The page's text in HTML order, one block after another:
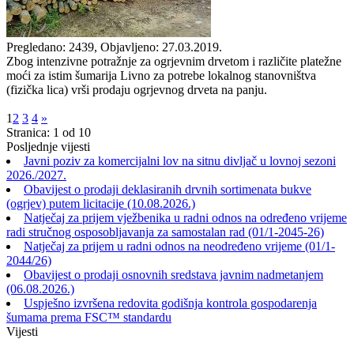
Pregledano: 2439, Objavljeno: 27.03.2019.
Zbog intenzivne potražnje za ogrjevnim drvetom i različite platežne
moći za istim šumarija Livno za potrebe lokalnog stanovništva
(fizička lica) vrši prodaju ogrjevnog drveta na panju.
1 2 3 4 »
Stranica: 1 od 10
Posljednje vijesti
Javni poziv za komercijalni lov na sitnu divljač u lovnoj sezoni
2026./2027.
Obavijest o prodaji deklasiranih drvnih sortimenata bukve
(ogrjev) putem licitacije (10.08.2026.)
Natječaj za prijem vježbenika u radni odnos na određeno vrijeme
radi stručnog osposobljavanja za samostalan rad (01/1-2045-26)
Natječaj za prijem u radni odnos na neodređeno vrijeme (01/1-
2044/26)
Obavijest o prodaji osnovnih sredstava javnim nadmetanjem
(06.08.2026.)
Uspješno izvršena redovita godišnja kontrola gospodarenja
šumama prema FSC™ standardu
Vijesti